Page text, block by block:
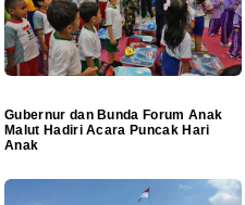
Gubernur dan Bunda Forum Anak
Malut Hadiri Acara Puncak Hari
Anak